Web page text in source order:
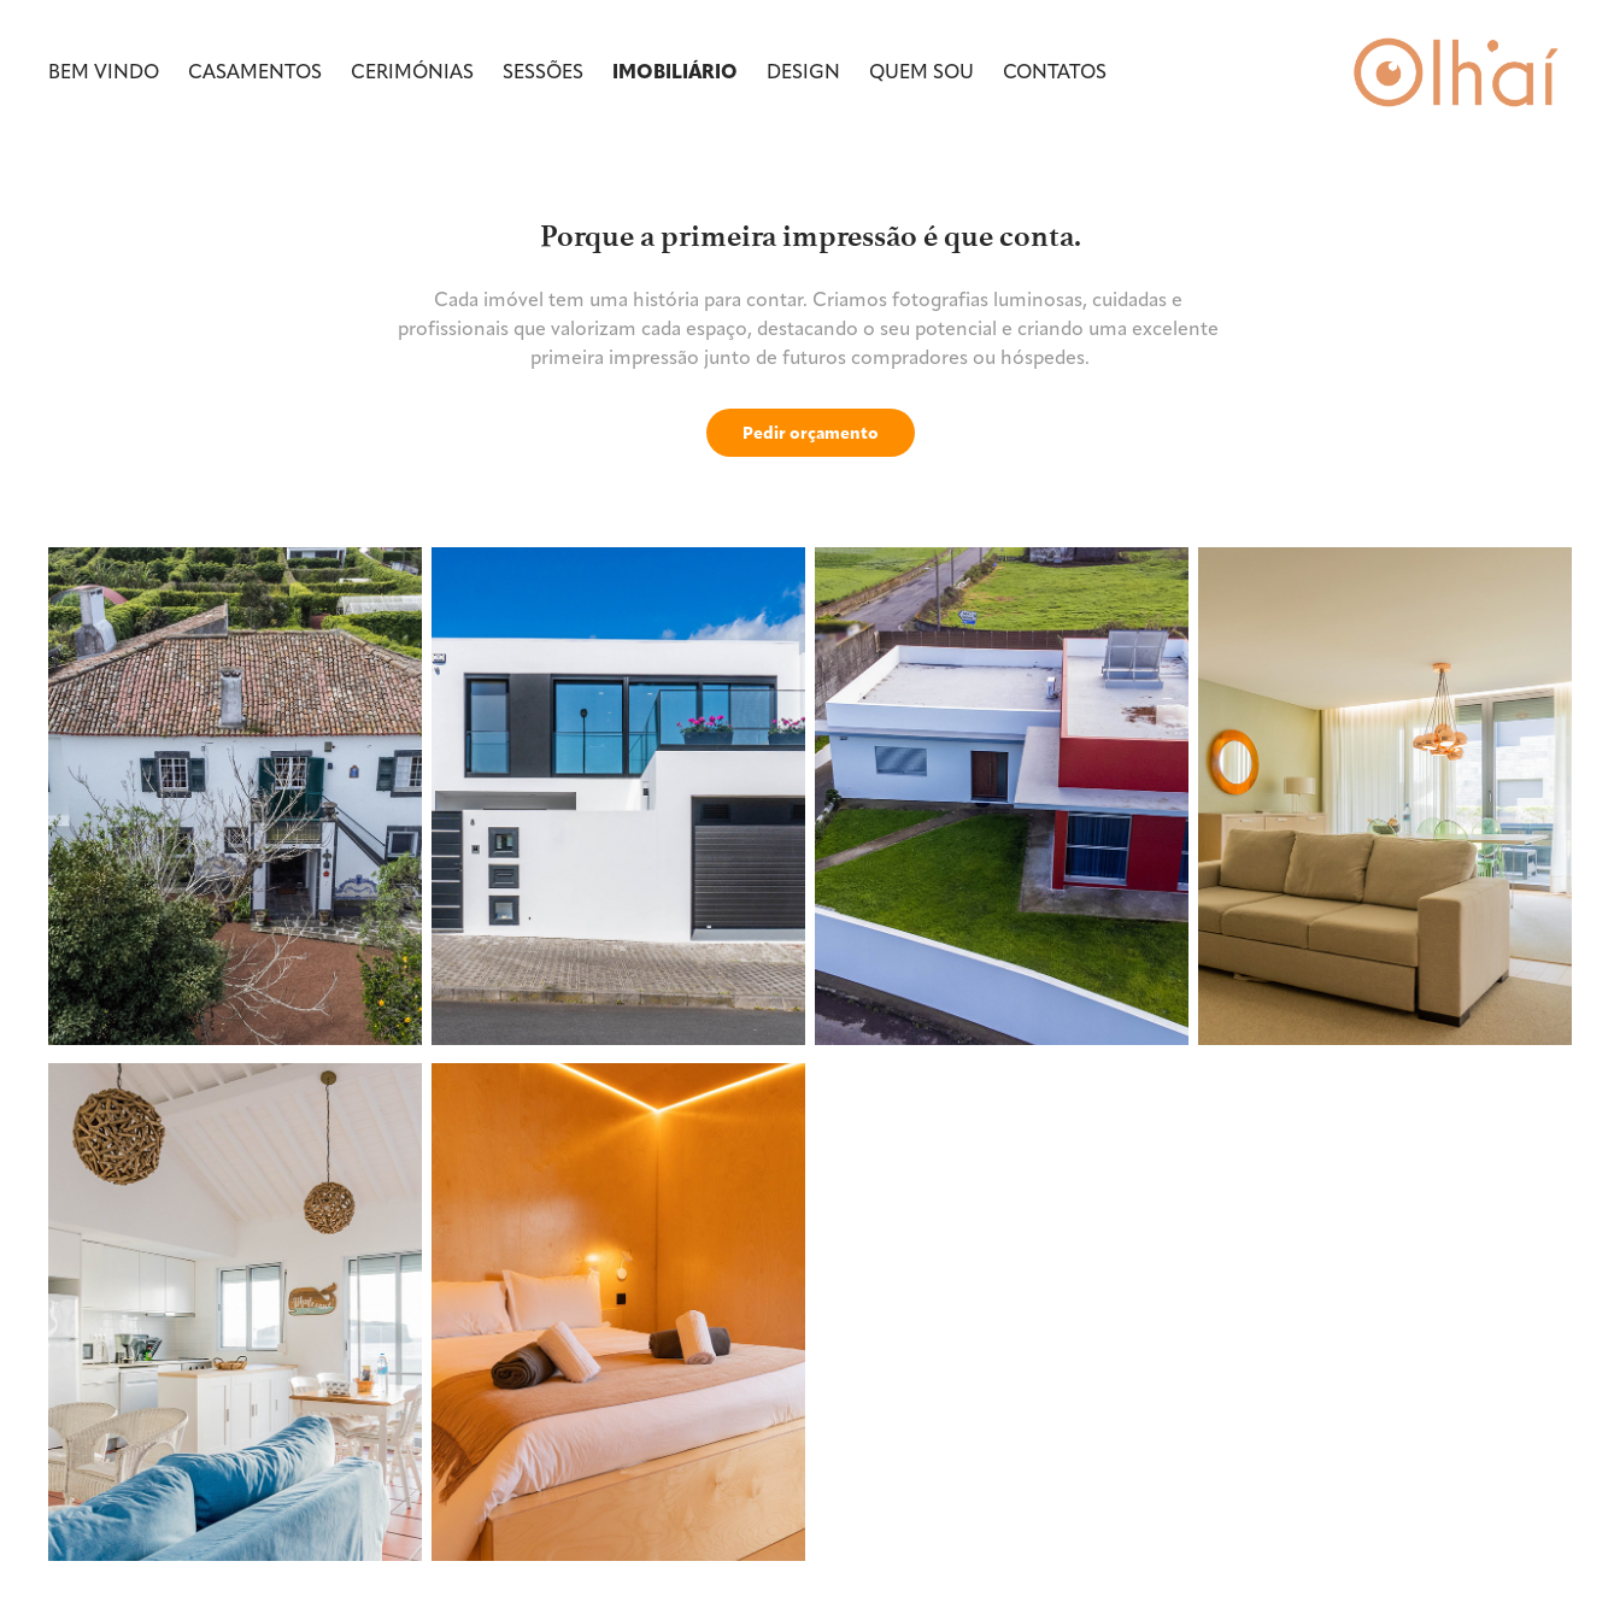
BEM VINDO CASAMENTOS CERIMÓNIAS SESSÕES IMOBILIÁRIO DESIGN QUEM SOU CONTATOS
Porque a primeira impressão é que conta.
Cada imóvel tem uma história para contar. Criamos fotografias luminosas, cuidadas e
profissionais que valorizam cada espaço, destacando o seu potencial e criando uma excelente
primeira impressão junto de futuros compradores ou hóspedes.
Pedir orçamento
QUINTA DO PARAÍSO
2024
SANTA CLARA HOUSE
2023
CONDOMÍNIO SANTANA
2023
CONDOMÍNIO DO PÓPULO
2022
CASA DOS MOSTEIROS FURNAS BOUTIQUE HOUSE
2022